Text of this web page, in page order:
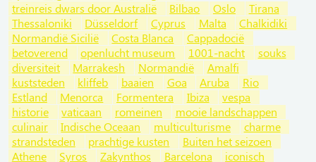
treinreis dwars door Australië
Bilbao Oslo
Tirana
Thessaloniki
Düsseldorf Cyprus Malta
Chalkidiki
Normandië Sicilië
Costa Blanca
Cappadocië
betoverend
openlucht museum 1001-nacht
souks
diversiteit
Marrakesh Normandië
Amalfi
kuststeden
kliffeb baaien Goa Aruba
Rio
Estland
Menorca Formentera Ibiza
vespa
historie
vaticaan romeinen
mooie landschappen
culinair
Indische Oceaan multiculturisme
charme
strandsteden
prachtige kusten
Buiten het seizoen
Athene
Syros Zakynthos Barcelona
iconisch